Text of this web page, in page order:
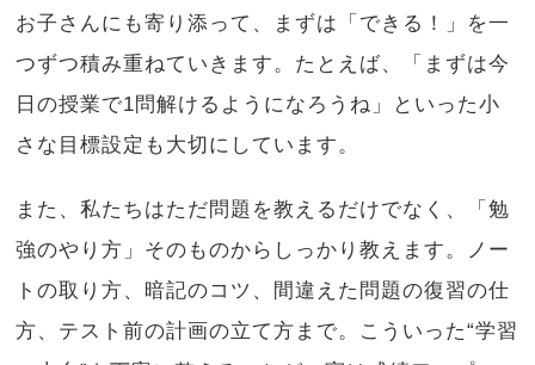
お子さんにも寄り添って、まずは「できる！」を一
つずつ積み重ねていきます。たとえば、「まずは今
日の授業で1問解けるようになろうね」といった小
さな目標設定も大切にしています。
また、私たちはただ問題を教えるだけでなく、「勉
強のやり方」そのものからしっかり教えます。ノー
トの取り方、暗記のコツ、間違えた問題の復習の仕
方、テスト前の計画の立て方まで。こういった“学習